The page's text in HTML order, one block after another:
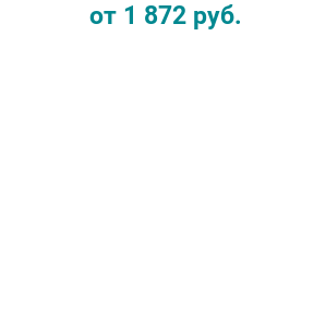
от 1 872 руб.